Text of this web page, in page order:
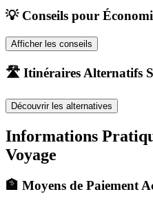
💡 Conseils pour
Afficher les conseils
🛣️ Itinéraires Alternatifs
Découvrir les alternatives
Informations
Voyage
🏦 Moyens de Paiement